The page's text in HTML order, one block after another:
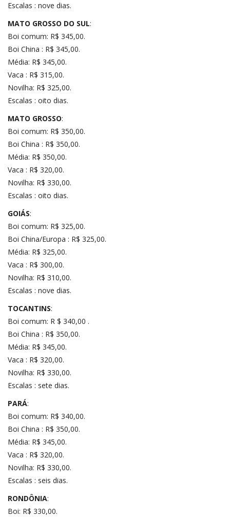
Escalas : nove dias.
MATO GROSSO DO SUL:
Boi comum: R$ 345,00.
Boi China : R$ 345,00.
Média: R$ 345,00.
Vaca : R$ 315,00.
Novilha: R$ 325,00.
Escalas : oito dias.
MATO GROSSO:
Boi comum: R$ 350,00.
Boi China : R$ 350,00.
Média: R$ 350,00.
Vaca : R$ 320,00.
Novilha: R$ 330,00.
Escalas : oito dias.
GOIÁS:
Boi comum: R$ 325,00.
Boi China/Europa : R$ 325,00.
Média: R$ 325,00.
Vaca : R$ 300,00.
Novilha: R$ 310,00.
Escalas : nove dias.
TOCANTINS:
Boi comum: R $ 340,00 .
Boi China : R$ 350,00.
Média: R$ 345,00.
Vaca : R$ 320,00.
Novilha: R$ 330,00.
Escalas : sete dias.
PARÁ:
Boi comum: R$ 340,00.
Boi China : R$ 350,00.
Média: R$ 345,00.
Vaca : R$ 320,00.
Novilha: R$ 330,00.
Escalas : seis dias.
RONDÔNIA:
Boi: R$ 330,00.